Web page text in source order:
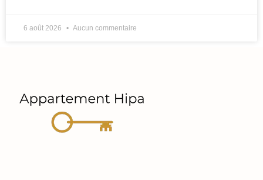
6 août 2026 Aucun commentaire